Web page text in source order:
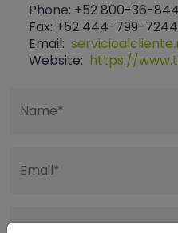
Phone: +52 800-36-
Fax: +52 444-799-7244
Email:
Website: https://
Name*
Email*